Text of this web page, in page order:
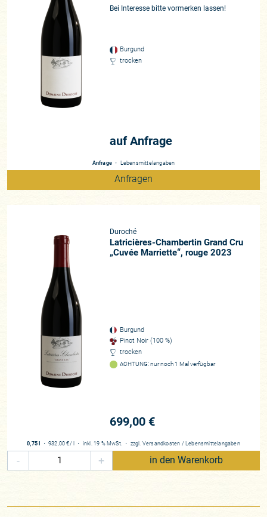
Winzer*in
Pierre und Marianne Duroché
Rebsorten
Pinot Noir, Chardonnay
eine aufwändige Laubarbeit mit dem Ziel auf ‚kühle‘ Trauben
für den Sommer, die dickschalig sind und robust den
Gegebenheiten der Jahreszeiten trotzen können.
Im Keller gilt die Maxime des kontrollierten Nichtstuns. So oft
diese Floskel auch schon zitiert wurde, Pierres Ansatz trifft
haben, muss ich im Keller kaum was tun,“ sagt Pierre
begeistert. Er extrahiert nur zart, setzt auf einen leichten
auch nur 10-15% neues Holz! Das lässt sie daher keinesfalls
kantig, sondern noch seidiger und strahlender erscheinen,
bereits in der Jugend schmecken die Burgunder fein und
haben unwiderstehlichen Charme. Was auch daran liegt,
dass Pierre ihnen im Schnitt bis zu 15 Monate Fassausbau
gönnt, die Weine jedoch nicht umzieht, sodass sie nicht
Tank, dabei filtriert er sie je nach Jahrgang nur dezent bis gar
nicht und verzichtet auch auf Schönungsmittel. „Reinheit und
Eleganz sind mein oberstes Ziel“.
Liebe Kunden, Pierre Duroché ist „the new kid on the scene“
(Neal Martin) und einer unser spannendsten Neuzugänge
des Jahres. Mit größter Freude stellen wir Ihnen diese
fantastischen Burgunder vor und eine Domaine, von der wir
garantiert noch viel hören werden.
Bei Interesse bitte vormerken lassen!
Burgund
trocken
auf Anfrage
Anfrage・ Lebensmittelangaben
Anfragen
Duroché
Latricières-Chambertin Grand Cru
„Cuvée Marriette“, rouge 2023
Burgund
Pinot Noir (100 %)
trocken
ACHTUNG: nur noch 1 Mal verfügbar
699,00 €
0,75 l ・ 932,00 € / l ・ inkl. 19 % MwSt. ・ zzgl. Versandkosten / Lebensmittelangaben
- + in den Warenkorb